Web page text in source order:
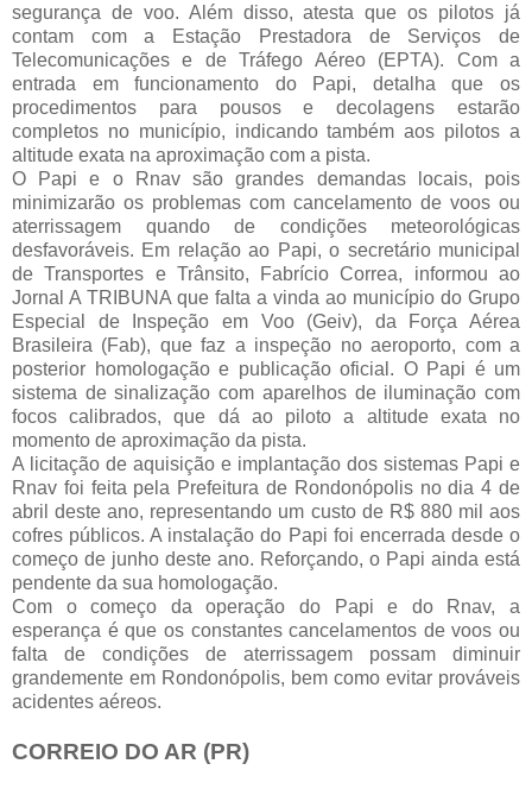
segurança de voo. Além disso, atesta que os pilotos já
contam com a Estação Prestadora de Serviços de
Telecomunicações e de Tráfego Aéreo (EPTA). Com a
entrada em funcionamento do Papi, detalha que os
procedimentos para pousos e decolagens estarão
completos no município, indicando também aos pilotos a
altitude exata na aproximação com a pista.
O Papi e o Rnav são grandes demandas locais, pois
minimizarão os problemas com cancelamento de voos ou
aterrissagem quando de condições meteorológicas
desfavoráveis. Em relação ao Papi, o secretário municipal
de Transportes e Trânsito, Fabrício Correa, informou ao
Jornal A TRIBUNA que falta a vinda ao município do Grupo
Especial de Inspeção em Voo (Geiv), da Força Aérea
Brasileira (Fab), que faz a inspeção no aeroporto, com a
posterior homologação e publicação oficial. O Papi é um
sistema de sinalização com aparelhos de iluminação com
focos calibrados, que dá ao piloto a altitude exata no
momento de aproximação da pista.
A licitação de aquisição e implantação dos sistemas Papi e
Rnav foi feita pela Prefeitura de Rondonópolis no dia 4 de
abril deste ano, representando um custo de R$ 880 mil aos
cofres públicos. A instalação do Papi foi encerrada desde o
começo de junho deste ano. Reforçando, o Papi ainda está
pendente da sua homologação.
Com o começo da operação do Papi e do Rnav, a
esperança é que os constantes cancelamentos de voos ou
falta de condições de aterrissagem possam diminuir
grandemente em Rondonópolis, bem como evitar prováveis
acidentes aéreos.
CORREIO DO AR (PR)